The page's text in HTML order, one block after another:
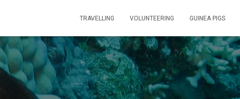
TRAVELLING VOLUNTEERING GUINEA PIGS